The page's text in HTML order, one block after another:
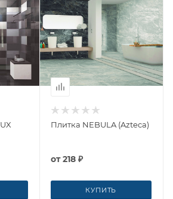
Плитка NEBULA (Azteca)
от218 ₽
КУПИТЬ